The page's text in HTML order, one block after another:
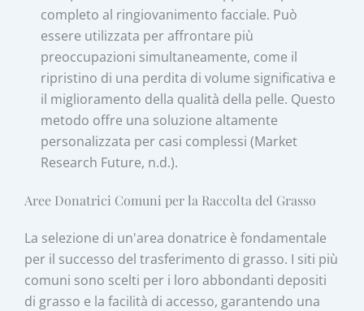
completo al ringiovanimento facciale. Può
essere utilizzata per affrontare più
preoccupazioni simultaneamente, come il
ripristino di una perdita di volume significativa e
il miglioramento della qualità della pelle. Questo
metodo offre una soluzione altamente
personalizzata per casi complessi (Market
Research Future, n.d.).
Aree Donatrici Comuni per la Raccolta del Grasso
La selezione di un'area donatrice è fondamentale
per il successo del trasferimento di grasso. I siti più
comuni sono scelti per i loro abbondanti depositi
di grasso e la facilità di accesso, garantendo una